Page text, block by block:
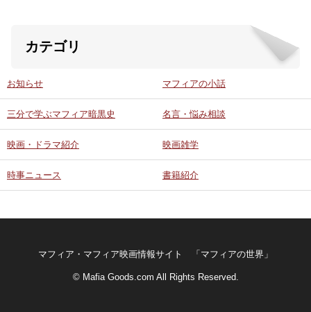
カテゴリ
お知らせ マフィアの小話
三分で学ぶマフィア暗黒史 名言・悩み相談
映画・ドラマ紹介 映画雑学
時事ニュース 書籍紹介
マフィア・マフィア映画情報サイト 「マフィアの世界」
© Mafia Goods.com All Rights Reserved.